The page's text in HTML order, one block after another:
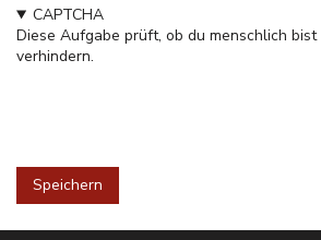
CAPTCHA
Diese Aufgabe prüft, ob du menschlich bist
verhindern.